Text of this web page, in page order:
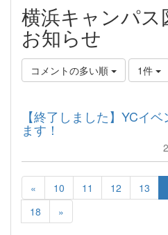
横浜キャンパス
お知らせ
コメントの多い順 1件
【終了しました】YCイ
ます！
« 10 11 12 13
18
»